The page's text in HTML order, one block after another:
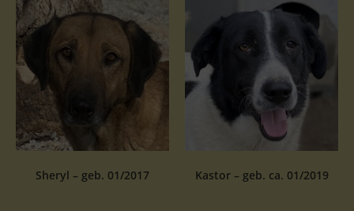
Sheryl – geb. 01/2017 Kastor – geb. ca. 01/2019